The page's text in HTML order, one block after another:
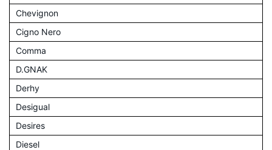
Chevignon
Cigno Nero
Comma
D.GNAK
Derhy
Desigual
Desires
Diesel